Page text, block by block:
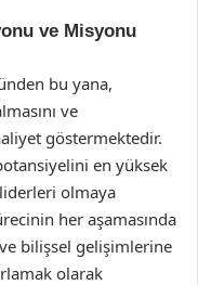
ve Misyonu
bu yana,
ve
göstermektedir.
en yüksek
olmaya
her aşamasında
bilişsel gelişimlerine
olarak